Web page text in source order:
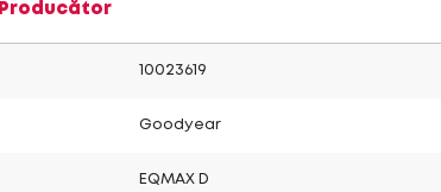
Producător
10023619
Goodyear
EQMAX D